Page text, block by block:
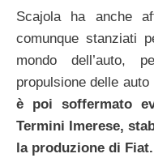
Scajola ha anche
comunque stanziati
mondo dell’auto,
propulsione delle
è poi soffermato
Termini Imerese,
la produzione di Fiat.